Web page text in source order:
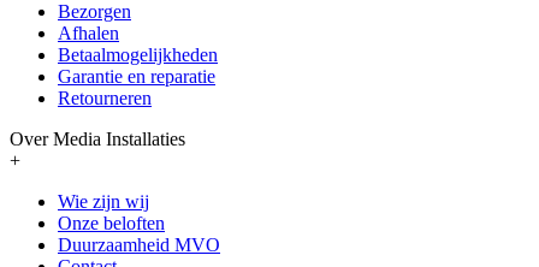
Bezorgen
Afhalen
Betaalmogelijkheden
Garantie en reparatie
Retourneren
Over Media Installaties
+
Wie zijn wij
Onze beloften
Duurzaamheid MVO